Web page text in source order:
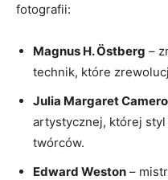
fotografii:
Magnus H. Östberg –
technik, które
Julia Margaret
‌artystycznej, której styl
twórców.
Edward Weston –